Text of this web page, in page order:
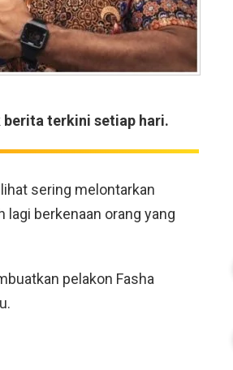
berita terkini setiap hari.
sering melontarkan
lagi berkenaan orang yang
pelakon Fasha